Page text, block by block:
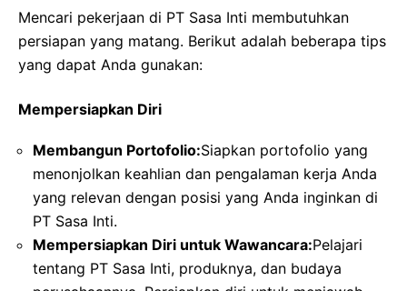
Mencari pekerjaan di PT Sasa Inti membutuhkan
persiapan yang matang. Berikut adalah beberapa tips
yang dapat Anda gunakan:
Mempersiapkan Diri
Membangun Portofolio:Siapkan portofolio yang
menonjolkan keahlian dan pengalaman kerja Anda
yang relevan dengan posisi yang Anda inginkan di
PT Sasa Inti.
Mempersiapkan Diri untuk Wawancara:Pelajari
tentang PT Sasa Inti, produknya, dan budaya